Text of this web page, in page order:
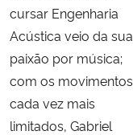
Advocacia-Geral da União
Banco Central do Brasil
Planalto
cursar Engenharia
Acústica veio da sua
paixão por música;
com os movimentos
cada vez mais
limitados, Gabriel